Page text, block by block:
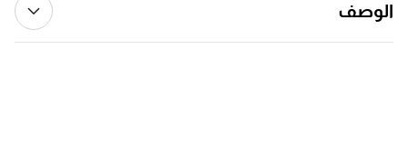
الوصف